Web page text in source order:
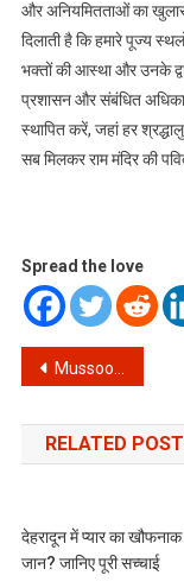
और अनियमितताओं का
दिलाती है कि हमारे पूज्य
भक्तों की आस्था और उनके
प्रशासन और संबंधित
स्थापित करें, जहां हर
सब मिलकर राम मंदिर की
Spread the love
Post
Mussoorie में शराब के नशे में युवती का हाई वोल्टेज ड्रामा: जानें पूरा मामला और सार्वजनिक स्थलों पर व्यवहार के नियम!
RELATED
देहरादून में प्यार का
जान? जानिए पूरी सच्चाई